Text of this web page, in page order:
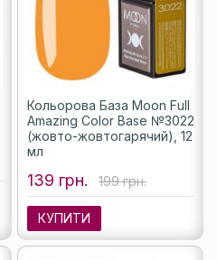
Кольорова База Moon Full
Amazing Color Base №3022
(жовто-жовтогарячий), 12
мл
139 грн. 199 грн.
КУПИТИ